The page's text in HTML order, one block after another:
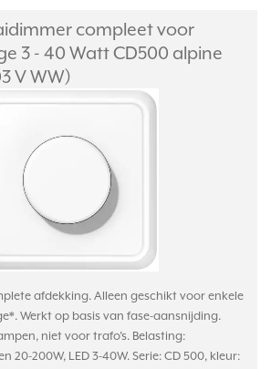
compleet voor
3 - 40 Watt CD500 alpine
V WW)
afdekking. Alleen geschikt voor enkele
Werkt op basis van fase-aansnijding.
niet voor trafo’s. Belasting:
20-200W, LED 3-40W. Serie: CD 500, kleur: